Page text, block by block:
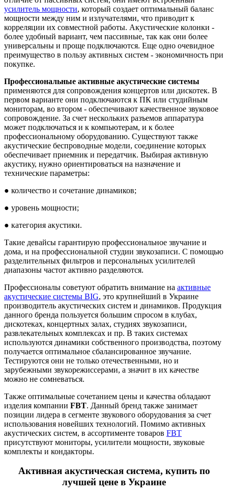
усилитель мощности, который создает оптимальный баланс
мощности между ним и излучателями, что приводит к
корреляции их совместной работы. Акустические колонки -
более удобный вариант, чем пассивные, так как они более
универсальны и проще подключаются. Еще одно очевидное
преимущество в пользу активных систем - экономичность при
покупке.
Профессиональные активные акустические системы
применяются для сопровождения концертов или дискотек. В
первом варианте они подключаются к ПК или студийным
мониторам, во втором - обеспечивают качественное звуковое
сопровождение. За счет нескольких разъемов аппаратура
может подключаться и к компьютерам, и к более
профессиональному оборудованию. Существуют также
акустические беспроводные модели, соединение которых
обеспечивает приемник и передатчик. Выбирая активную
акустику, нужно ориентироваться на назначение и
технические параметры:
● количество и сочетание динамиков;
● уровень мощности;
● категория акустики.
Такие девайсы гарантирую профессиональное звучание и
дома, и на профессиональной студии звукозаписи. С помощью
разделительных фильтров и персональных усилителей
диапазоны частот активно разделяются.
Профессионалы советуют обратить внимание на активные
акустические системы BIG, это крупнейший в Украине
производитель акустических систем и динамиков. Продукция
данного бренда пользуется большим спросом в клубах,
дискотеках, концертных залах, студиях звукозаписи,
развлекательных комплексах и пр. В таких системах
используются динамики собственного производства, поэтому
получается оптимальное сбалансированное звучание.
Тестируются они не только отечественными, но и
зарубежными звукорежиссерами, а значит в их качестве
можно не сомневаться.
Также оптимальные сочетанием цены и качества обладают
изделия компании FBT. Данный бренд также занимает
позиции лидера в сегменте звукового оборудования за счет
использования новейших технологий. Помимо активных
акустических систем, в ассортименте товаров FBT
присутствуют мониторы, усилители мощности, звуковые
комплекты и кондакторы.
Активная акустическая система, купить по
лучшей цене в Украине